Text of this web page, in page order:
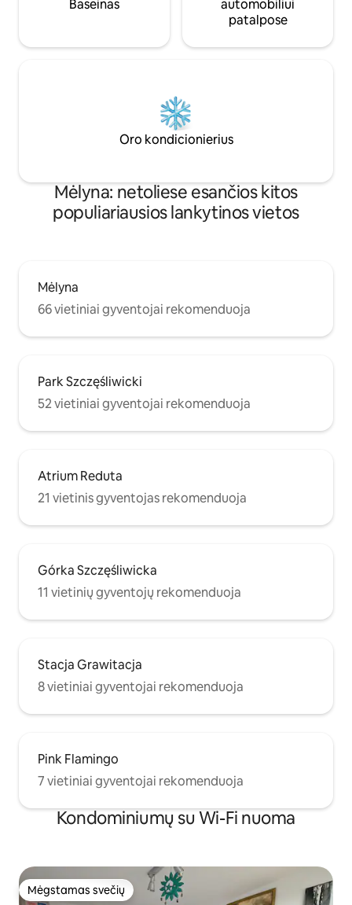
Baseinas
automobiliui
patalpose
Oro kondicionierius
Mėlyna: netoliese esančios kitos
populiariausios lankytinos vietos
Mėlyna
66 vietiniai gyventojai rekomenduoja
Park Szczęśliwicki
52 vietiniai gyventojai rekomenduoja
Atrium Reduta
21 vietinis gyventojas rekomenduoja
Górka Szczęśliwicka
11 vietinių gyventojų rekomenduoja
Stacja Grawitacja
8 vietiniai gyventojai rekomenduoja
Pink Flamingo
7 vietiniai gyventojai rekomenduoja
Kondominiumų su Wi-Fi nuoma
Mėgstamas svečių
Mėgstamas svečių